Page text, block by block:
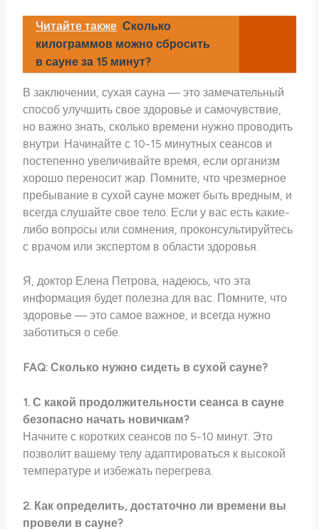
Читайте также Сколько
килограммов можно сбросить
в сауне за 15 минут?
В заключении, сухая сауна — это замечательный
способ улучшить свое здоровье и самочувствие,
но важно знать, сколько времени нужно проводить
внутри. Начинайте с 10-15 минутных сеансов и
постепенно увеличивайте время, если организм
хорошо переносит жар. Помните, что чрезмерное
пребывание в сухой сауне может быть вредным, и
всегда слушайте свое тело. Если у вас есть какие-
либо вопросы или сомнения, проконсультируйтесь
с врачом или экспертом в области здоровья.
Я, доктор Елена Петрова, надеюсь, что эта
информация будет полезна для вас. Помните, что
здоровье — это самое важное, и всегда нужно
заботиться о себе.
FAQ: Сколько нужно сидеть в сухой сауне?
1. С какой продолжительности сеанса в сауне
безопасно начать новичкам?
Начните с коротких сеансов по 5-10 минут. Это
позволит вашему телу адаптироваться к высокой
температуре и избежать перегрева.
2. Как определить, достаточно ли времени вы
провели в сауне?